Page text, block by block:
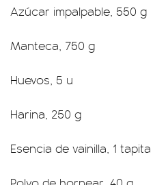
Azúcar impalpable, 550 g
Manteca, 750 g
Huevos, 5 u
Harina, 250 g
Esencia de vainilla, 1 tapita